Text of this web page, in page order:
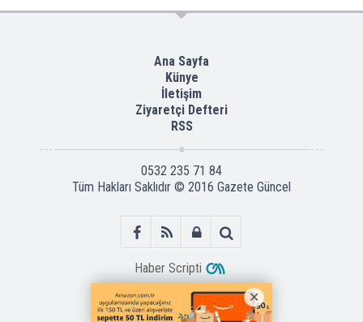
Ana Sayfa
Künye
İletişim
Ziyaretçi Defteri
RSS
0532 235 71 84
Tüm Hakları Saklıdır © 2016 Gazete Güncel
Haber Scripti